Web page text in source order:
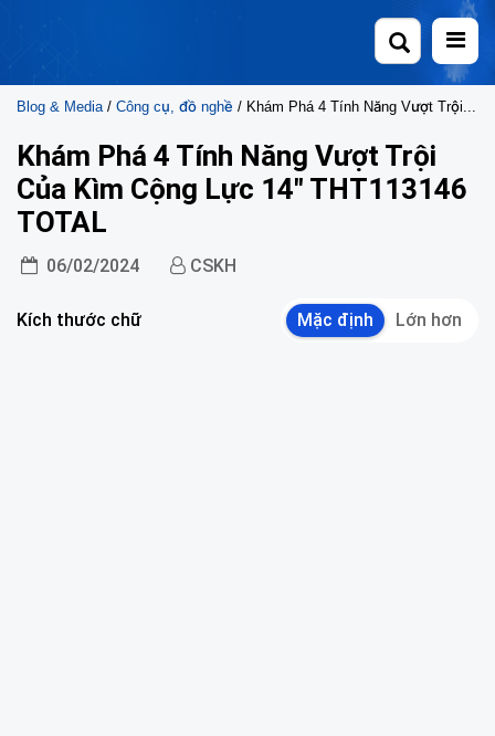
Blog & Media / Công cụ, đồ nghề / Khám Phá 4 Tính Năng Vượt Trội Của Kìm Cộng Lực 14″ THT113146 TOTAL
Khám Phá 4 Tính Năng Vượt Trội
Của Kìm Cộng Lực 14″ THT113146
TOTAL
06/02/2024 CSKH
Kích thước chữ Mặc định Lớn hơn